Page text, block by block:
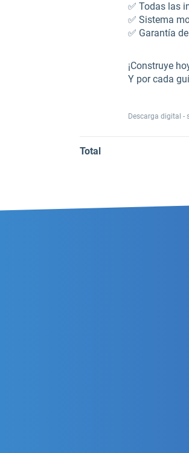
✅ Todas las
✅ Sistema
✅ Garantía
¡Construye
Y por cada
Descarga digital -
Total